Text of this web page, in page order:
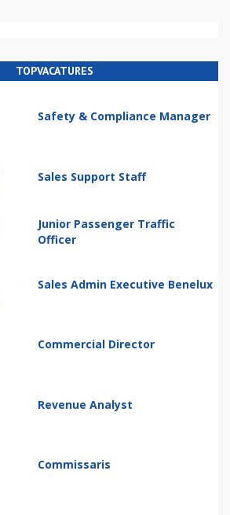
TOPVACATURES
Safety & Compliance Manager
Sales Support Staff
Junior Passenger Traffic
Officer
Sales Admin Executive Benelux
Commercial Director
Revenue Analyst
Commissaris